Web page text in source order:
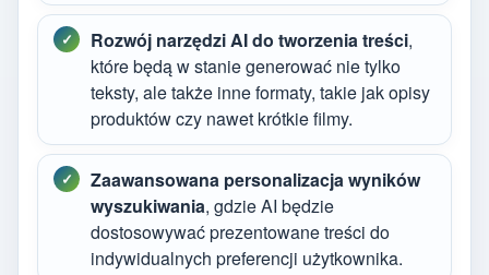
Rozwój narzędzi AI do tworzenia treści,
które będą w stanie generować nie tylko
teksty, ale także inne formaty, takie jak opisy
produktów czy nawet krótkie filmy.
Zaawansowana personalizacja wyników
wyszukiwania, gdzie AI będzie
dostosowywać prezentowane treści do
indywidualnych preferencji użytkownika.